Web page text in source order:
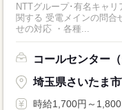
NTTグループ･有名キャ
関する 受電メインの問合せ対応などの
せの対応 ・各種...
コールセンター
埼玉県さいたま
時給1,700円～1,800